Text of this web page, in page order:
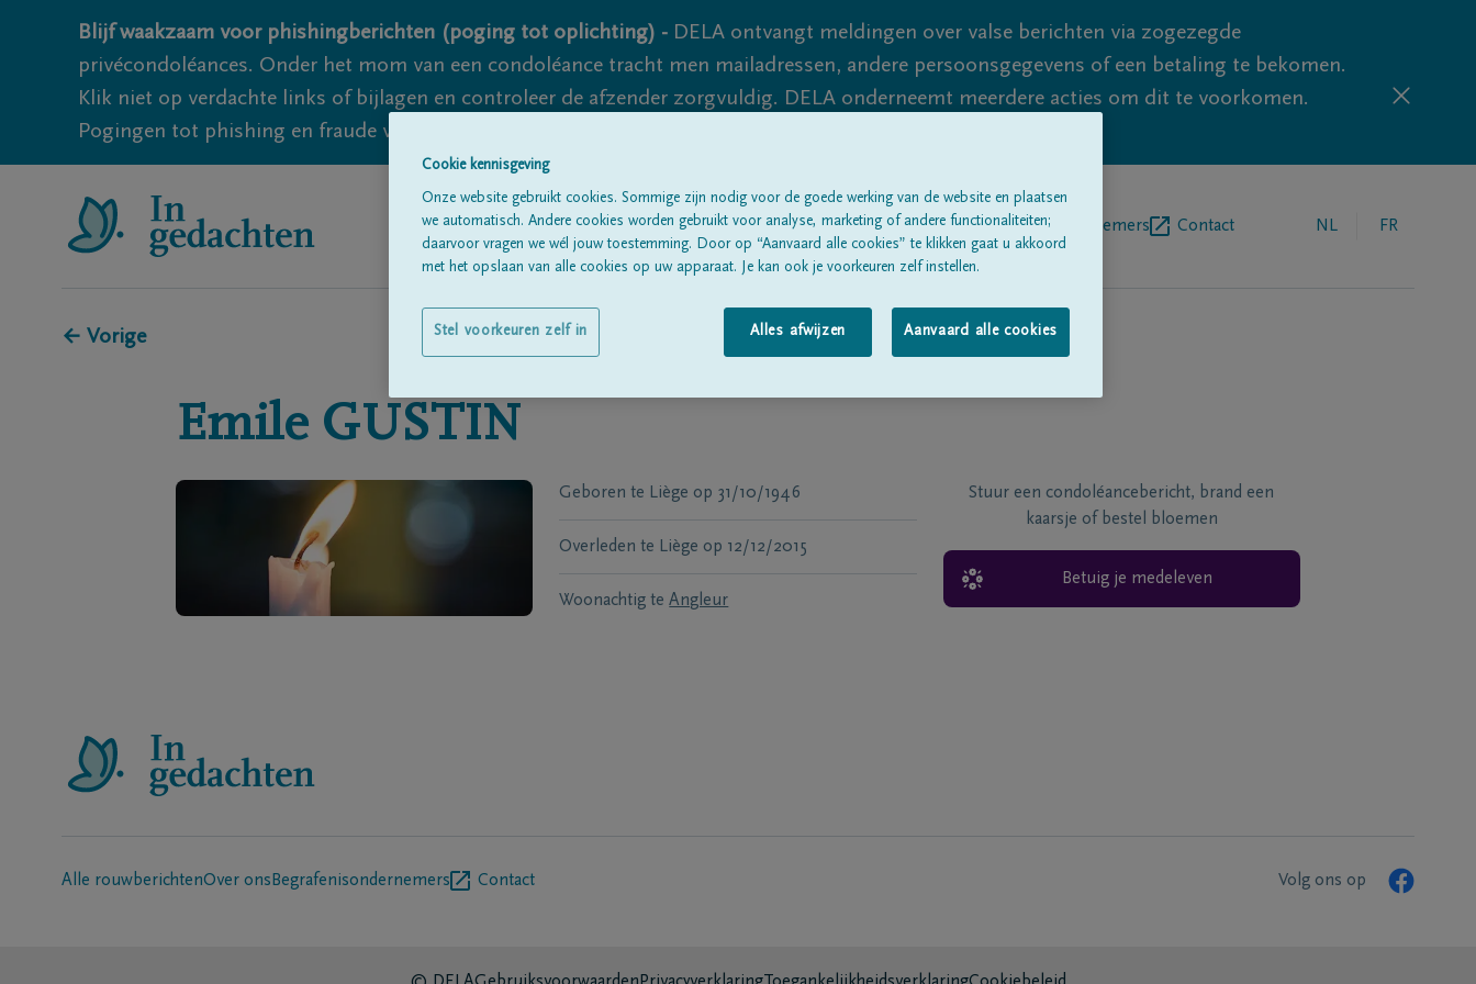
Blijf waakzaam voor phishingberichten (poging tot oplichting) - DELA ontvangt meldingen over valse berichten via zogezegde
privécondoléances. Onder het mom van een condoléance tracht men mailadressen, andere persoonsgegevens of een betaling te bekomen.
Klik niet op verdachte links of bijlagen en controleer de afzender zorgvuldig. DELA onderneemt meerdere acties om dit te voorkomen.
Pogingen tot phishing en fraude vallen echter nooit volledig uit te sluiten, dus blijf waakzaam.
Alle rouwberichten Over onsBegrafenisondernemers Contact NL FR
← Vorige
Emile GUSTIN
Geboren te Liège op 31/10/1946
Overleden te Liège op 12/12/2015
Woonachtig te Angleur
Stuur een condoléancebericht, brand een
kaarsje of bestel bloemen
Betuig je medeleven
Alle rouwberichtenOver ons Begrafenisondernemers Contact Volg ons op
Cookie kennisgeving
Onze website gebruikt cookies. Sommige zijn nodig voor de goede werking van de website en plaatsen
we automatisch. Andere cookies worden gebruikt voor analyse, marketing of andere functionaliteiten;
daarvoor vragen we wél jouw toestemming. Door op “Aanvaard alle cookies” te klikken gaat u akkoord
met het opslaan van alle cookies op uw apparaat. Je kan ook je voorkeuren zelf instellen.
Alles afwijzen Aanvaard alle cookies
Stel voorkeuren zelf in